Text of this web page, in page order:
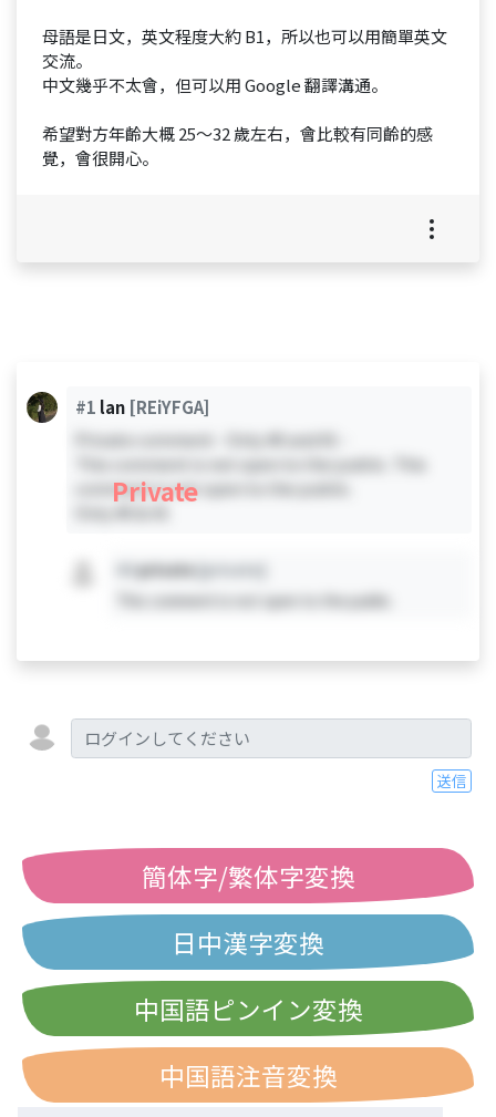
母語是日文，英文程度大約 B1，所以也可以用簡單英文
交流。
中文幾乎不太會，但可以用 Google 翻譯溝通。
希望對方年齡大概 25～32 歲左右，會比較有同齡的感
覺，會很開心。
#1 lan [REiYFGA]
Private comment - Only #0 and #1 -
This comment is not open to the public. This
comment is not open to the public.
Private
private [private]
This comment is not open to the public.
送信
簡体字/繁体字変換
日中漢字変換
中国語ピンイン変換
中国語注音変換